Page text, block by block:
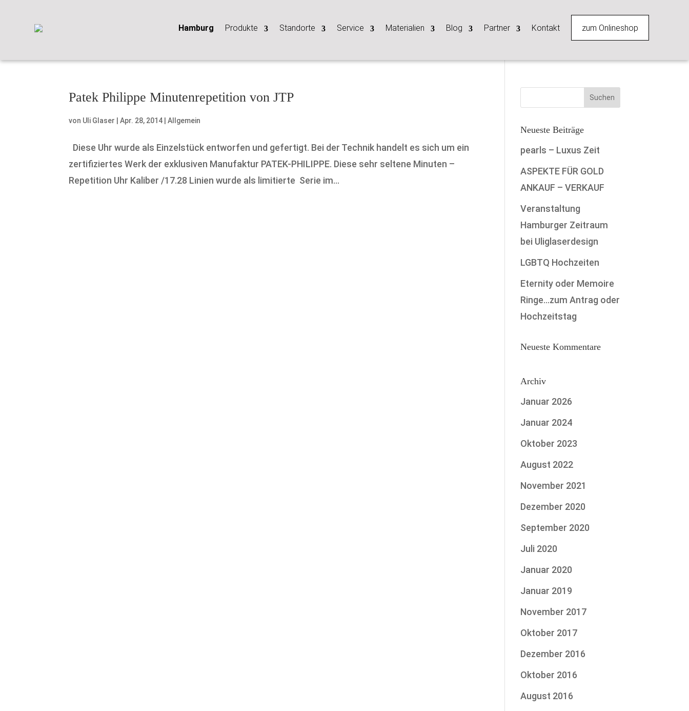
Hamburg Produkte Standorte Service Materialien Blog Partner Kontakt zum Onlineshop
Patek Philippe Minutenrepetition von JTP
von Uli Glaser |Apr. 28, 2014 |Allgemein
Diese Uhr wurde als Einzelstück entworfen und gefertigt. Bei der Technik handelt es sich um ein
zertifiziertes Werk der exklusiven Manufaktur PATEK-PHILIPPE. Diese sehr seltene Minuten –
Repetition Uhr Kaliber /17.28 Linien wurde als limitierte Serie im...
Neueste Beiträge
pearls – Luxus Zeit
ASPEKTE FÜR GOLD
ANKAUF – VERKAUF
Veranstaltung
Hamburger Zeitraum
bei Uliglaserdesign
LGBTQ Hochzeiten
Eternity oder Memoire
Ringe…zum Antrag oder
Hochzeitstag
Neueste Kommentare
Archiv
Januar 2026
Januar 2024
Oktober 2023
August 2022
November 2021
Dezember 2020
September 2020
Juli 2020
Januar 2020
Januar 2019
November 2017
Oktober 2017
Dezember 2016
Oktober 2016
August 2016